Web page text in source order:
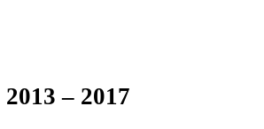
2013 – 2017